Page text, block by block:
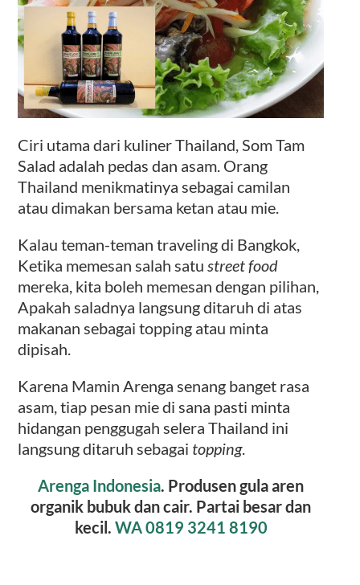
Ciri utama dari kuliner Thailand, Som Tam
Salad adalah pedas dan asam. Orang
Thailand menikmatinya sebagai camilan
atau dimakan bersama ketan atau mie.
Kalau teman-teman traveling di Bangkok,
Ketika memesan salah satustreet food
mereka, kita boleh memesan dengan pilihan,
Apakah saladnya langsung ditaruh di atas
makanan sebagai topping atau minta
dipisah.
Karena Mamin Arenga senang banget rasa
asam, tiap pesan mie di sana pasti minta
hidangan penggugah selera Thailand ini
langsung ditaruh sebagai topping.
Arenga Indonesia. Produsen gula aren
organik bubuk dan cair. Partai besar dan
kecil. WA 0819 3241 8190